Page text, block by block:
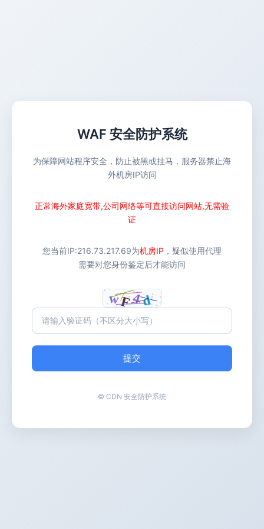
WAF 安全防护系统
为保障网站程序安全，防止被黑或挂马，服务器禁止海
外机房IP访问
正常海外家庭宽带,公司网络等可直接访问网站,无需验
证
您当前IP:216.73.217.69为机房IP ，疑似使用代理
需要对您身份鉴定后才能访问
提交
© CDN 安全防护系统